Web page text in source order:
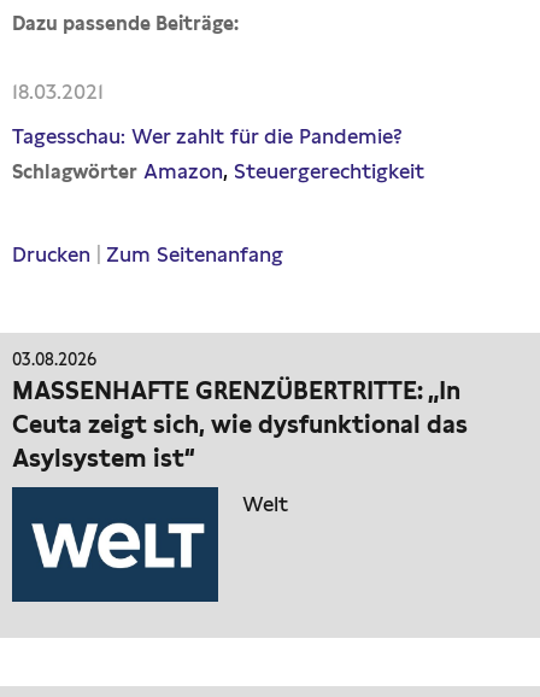
Dazu passende Beiträge:
18.03.2021
Tagesschau: Wer zahlt für die Pandemie?
Schlagwörter Amazon Steuergerechtigkeit
Drucken Zum Seitenanfang
03.08.2026
MASSENHAFTE GRENZÜBERTRITTE: „In
Ceuta zeigt sich, wie dysfunktional das
Asylsystem ist“
Welt